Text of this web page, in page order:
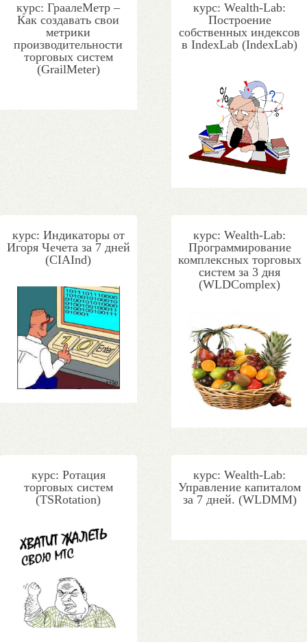
курс: ГраалеМетр –
Как создавать свои
метрики
производительности
торговых систем
(GrailMeter)
курс: Wealth-Lab:
Построение
собственных индексов
в IndexLab (IndexLab)
курс: Индикаторы от
Игоря Чечета за 7 дней
(CIAInd)
курс: Wealth-Lab:
Программирование
комплексных торговых
систем за 3 дня
(WLDComplex)
курс: Ротация
торговых систем
(TSRotation)
курс: Wealth-Lab:
Управление капиталом
за 7 дней. (WLDMM)